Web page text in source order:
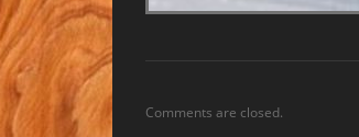
Comments are closed.